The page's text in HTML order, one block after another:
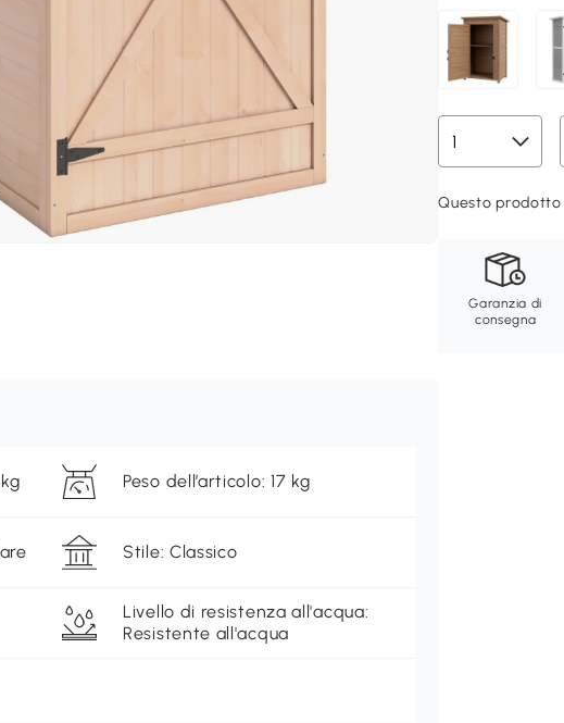
Questo
Garanzia di
consegna
Peso dell’articolo: 17 kg
Stile: Classico
Livello di resistenza all'acqua:
Resistente all'acqua